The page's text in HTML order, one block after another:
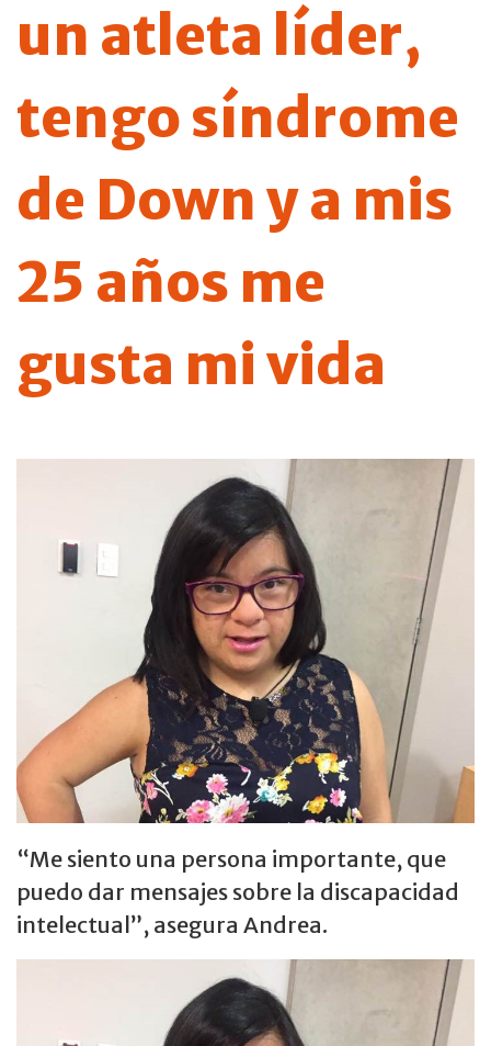
un atleta líder,
tengo síndrome
de Down y a mis
25 años me
gusta mi vida
“Me siento una persona importante, que
puedo dar mensajes sobre la discapacidad
intelectual”, asegura Andrea.